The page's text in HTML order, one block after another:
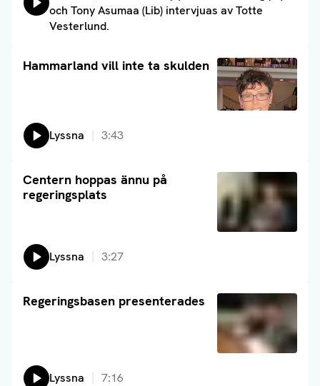
och Tony Asumaa (Lib) intervjuas av Totte
Vesterlund.
Hammarland vill inte ta skulden
Läs artikel
Lyssna 3:43
Centern hoppas ännu på
regeringsplats
Läs artikel
Lyssna 3:27
Regeringsbasen presenterades
Läs artikel
Lyssna 7:16